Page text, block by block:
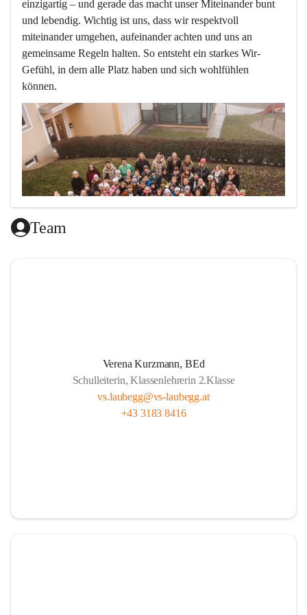
einzigartig – und gerade das macht unser Miteinander bunt
und lebendig. Wichtig ist uns, dass wir respektvoll
miteinander umgehen, aufeinander achten und uns an
gemeinsame Regeln halten. So entsteht ein starkes Wir-
Gefühl, in dem alle Platz haben und sich wohlfühlen
können.
nterricht bunt, mit Herz und mit Sinn,
ücher und Pausen – das gehört hier hin.
ntdecken, forschen, neugierig sein,
Team
Verena Kurzmann, BEd
Schulleiterin, Klassenlehrerin 2.Klasse
vs.laubegg@vs-laubegg.at
+43 3183 8416